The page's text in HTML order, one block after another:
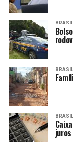
BRASIL
BRASIL
BRASIL
juros